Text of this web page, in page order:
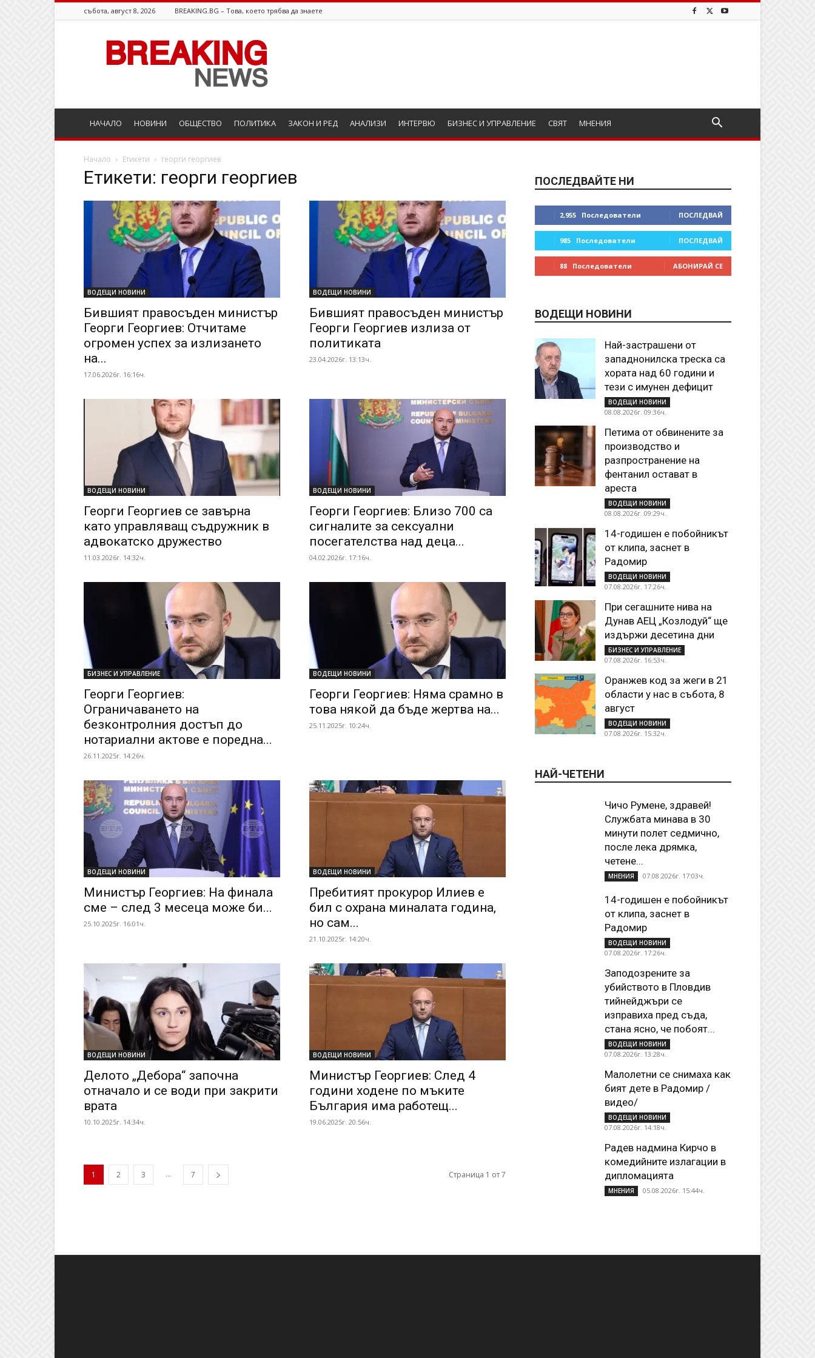
събота, август 8, 2026 BREAKING.BG – Това, което трябва да знаете
Breaking.bg
НАЧАЛО НОВИНИ ОБЩЕСТВО ПОЛИТИКА ЗАКОН И РЕД АНАЛИЗИ ИНТЕРВЮ БИЗНЕС И УПРАВЛЕНИЕ СВЯТ МНЕНИЯ
Начало Етикети георги георгиев
Етикети: георги георгиев
ВОДЕЩИ НОВИНИ
Бившият правосъден министър
Георги Георгиев: Отчитаме
огромен успех за излизането
на...
17.06.2026г. 16:16ч.
ВОДЕЩИ НОВИНИ
Бившият правосъден министър
Георги Георгиев излиза от
политиката
23.04.2026г. 13:13ч.
ВОДЕЩИ НОВИНИ
Георги Георгиев се завърна
като управляващ съдружник в
адвокатско дружество
11.03.2026г. 14:32ч.
ВОДЕЩИ НОВИНИ
Георги Георгиев: Близо 700 са
сигналите за сексуални
посегателства над деца...
04.02.2026г. 17:16ч.
БИЗНЕС И УПРАВЛЕНИЕ
Георги Георгиев:
Ограничаването на
безконтролния достъп до
нотариални актове е поредна...
26.11.2025г. 14:26ч.
ВОДЕЩИ НОВИНИ
Георги Георгиев: Няма срамно в
това някой да бъде жертва на...
25.11.2025г. 10:24ч.
ВОДЕЩИ НОВИНИ
Министър Георгиев: На финала
сме – след 3 месеца може би...
25.10.2025г. 16:01ч.
ВОДЕЩИ НОВИНИ
Пребитият прокурор Илиев е
бил с охрана миналата година,
но сам...
21.10.2025г. 14:20ч.
ВОДЕЩИ НОВИНИ
Делото „Дебора“ започна
отначало и се води при закрити
врата
10.10.2025г. 14:34ч.
ВОДЕЩИ НОВИНИ
Министър Георгиев: След 4
години ходене по мъките
България има работещ...
19.06.2025г. 20:56ч.
1 2 3 ... 7 Страница 1 от 7
ПОСЛЕДВАЙТЕ НИ
2,955 Последователи ПОСЛЕДВАЙ
985 Последователи ПОСЛЕДВАЙ
88 Последователи АБОНИРАЙ СЕ
ВОДЕЩИ НОВИНИ
Най-застрашени от
западнонилска треска са
хората над 60 години и
тези с имунен дефицит
ВОДЕЩИ НОВИНИ
08.08.2026г. 09:36ч.
Петима от обвинените за
производство и
разпространение на
фентанил остават в
ареста
ВОДЕЩИ НОВИНИ
08.08.2026г. 09:29ч.
14-годишен е побойникът
от клипа, заснет в
Радомир
ВОДЕЩИ НОВИНИ
07.08.2026г. 17:26ч.
При сегашните нива на
Дунав АЕЦ „Козлодуй“ ще
издържи десетина дни
БИЗНЕС И УПРАВЛЕНИЕ
07.08.2026г. 16:53ч.
Оранжев код за жеги в 21
области у нас в събота, 8
август
ВОДЕЩИ НОВИНИ
07.08.2026г. 15:32ч.
НАЙ-ЧЕТЕНИ
Чичо Румене, здравей!
Службата минава в 30
минути полет седмично,
после лека дрямка,
четене...
МНЕНИЯ 07.08.2026г. 17:03ч.
14-годишен е побойникът
от клипа, заснет в
Радомир
ВОДЕЩИ НОВИНИ
07.08.2026г. 17:26ч.
Заподозрените за
убийството в Пловдив
тийнейджъри се
изправиха пред съда,
стана ясно, че побоят...
ВОДЕЩИ НОВИНИ
07.08.2026г. 13:28ч.
Малолетни се снимаха как
бият дете в Радомир /
видео/
ВОДЕЩИ НОВИНИ
07.08.2026г. 14:18ч.
Радев надмина Кирчо в
комедийните излагации в
дипломацията
МНЕНИЯ 05.08.2026г. 15:44ч.